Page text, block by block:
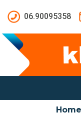
06.90095358
Home